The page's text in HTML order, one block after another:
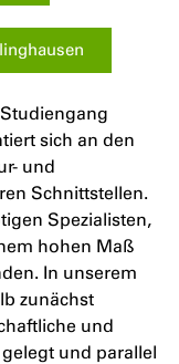
sich an den
und
Schnittstellen.
Spezialisten,
hohen Maß
In unserem
zunächst
und
und parallel